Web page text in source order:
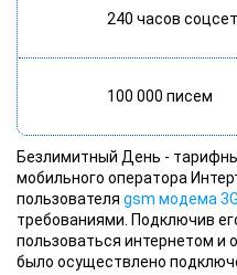
240 часов
100 000 писем
Безлимитный День -
мобильного оператора
пользователя gsm модема 3G
требованиями. Подключив
пользоваться интернетом и
было осуществлено